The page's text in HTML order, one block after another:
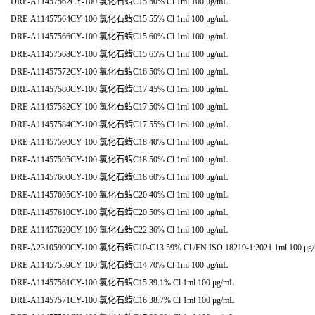
DRE-A11457564CY-100 氯化石蜡C15 55% Cl 1ml 100 μg/mL
DRE-A11457566CY-100 氯化石蜡C15 60% Cl 1ml 100 μg/mL
DRE-A11457568CY-100 氯化石蜡C15 65% Cl 1ml 100 μg/mL
DRE-A11457572CY-100 氯化石蜡C16 50% Cl 1ml 100 μg/mL
DRE-A11457580CY-100 氯化石蜡C17 45% Cl 1ml 100 μg/mL
DRE-A11457582CY-100 氯化石蜡C17 50% Cl 1ml 100 μg/mL
DRE-A11457584CY-100 氯化石蜡C17 55% Cl 1ml 100 μg/mL
DRE-A11457590CY-100 氯化石蜡C18 40% Cl 1ml 100 μg/mL
DRE-A11457595CY-100 氯化石蜡C18 50% Cl 1ml 100 μg/mL
DRE-A11457600CY-100 氯化石蜡C18 60% Cl 1ml 100 μg/mL
DRE-A11457605CY-100 氯化石蜡C20 40% Cl 1ml 100 μg/mL
DRE-A11457610CY-100 氯化石蜡C20 50% Cl 1ml 100 μg/mL
DRE-A11457620CY-100 氯化石蜡C22 36% Cl 1ml 100 μg/mL
DRE-A23105900CY-100 氯化石蜡C10-C13 59% Cl /EN ISO 18219-1:2021 1ml 100
DRE-A11457559CY-100 氯化石蜡C14 70% Cl 1ml 100 μg/mL
DRE-A11457561CY-100 氯化石蜡C15 39.1% Cl 1ml 100 μg/mL
DRE-A11457571CY-100 氯化石蜡C16 38.7% Cl 1ml 100 μg/mL